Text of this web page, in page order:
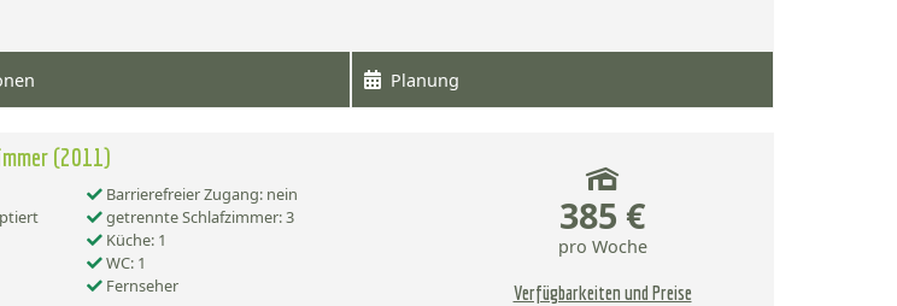
Planung
(2011)
Barrierefreier Zugang: nein
getrennte Schlafzimmer: 3
Küche: 1
WC: 1
Fernseher
385 €
pro Woche
Verfügbarkeiten und Preise